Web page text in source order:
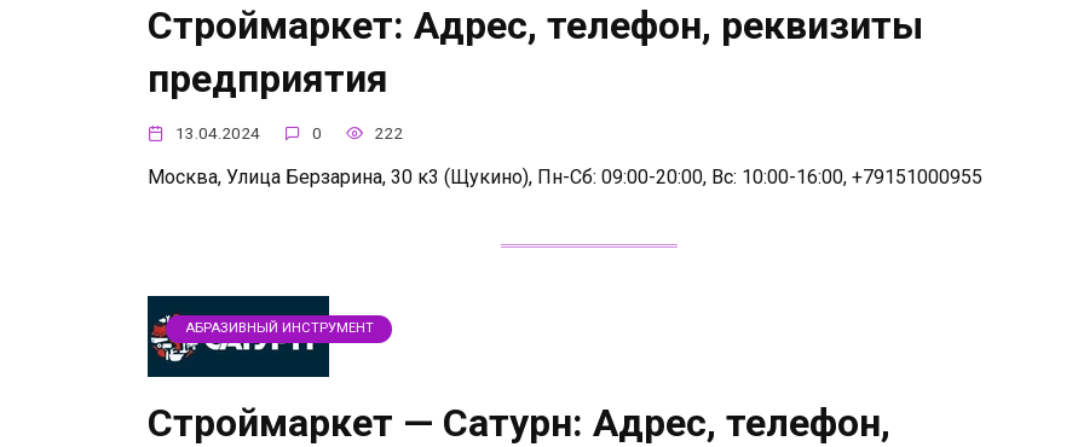
Строймаркет: Адрес, телефон, реквизиты
предприятия
13.04.2024 0 222
Москва, Улица Берзарина, 30 к3 (Щукино), Пн-Сб: 09:00-20:00, Вс: 10:00-16:00, +79151000955
АБРАЗИВНЫЙ ИНСТРУМЕНТ
Строймаркет — Сатурн: Адрес, телефон,